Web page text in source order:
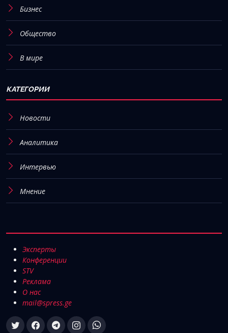
Бизнес
Общество
В мире
КАТЕГОРИИ
Новости
Аналитика
Интервью
Мнение
Эксперты
Конференции
STV
Реклама
О нас
mail@spress.ge